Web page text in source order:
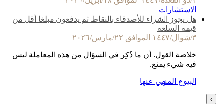
الاستشارات
هل يجوز الشراء للأصدقاء بالنقاط ثم يدفعون مبلغا أقل من
قيمة السلعة
٣/شوال/١٤٤٧ الموافق ٢٢/مارس/٢٠٢٦
خلاصة القول: أن ما ذُكِر في السؤال من هذه المعاملة ليس
فيه شيء يمنع.
البيوع المنهي عنها
›